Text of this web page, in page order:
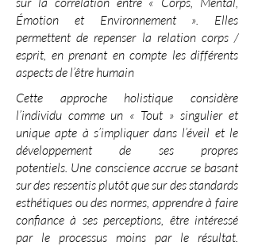
Émotion et Environnement ». Elles
permettent de repenser la relation corps /
esprit, en prenant en compte les différents
aspects de l’être humain
Cette approche holistique considère
l’individu comme un « Tout » singulier et
unique apte à s’impliquer dans l’éveil et le
développement de ses propres
potentiels. Une conscience accrue se basant
sur des ressentis plutôt que sur des standards
esthétiques ou des normes, apprendre à faire
confiance à ses perceptions, être intéressé
par le processus moins par le résultat.